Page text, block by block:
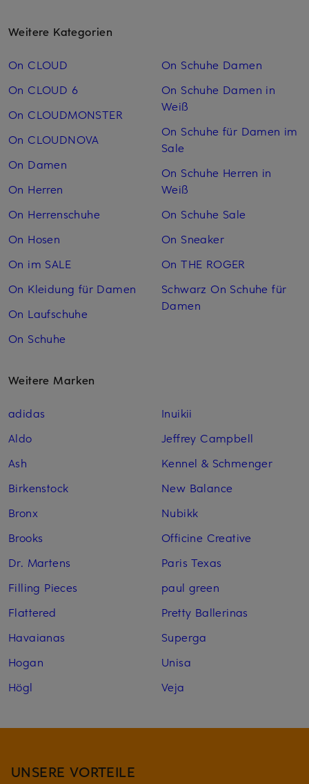
Weitere Kategorien
On CLOUD
On CLOUD 6
On CLOUDMONSTER
On CLOUDNOVA
On Damen
On Herren
On Herrenschuhe
On Hosen
On im SALE
On Kleidung für Damen
On Laufschuhe
On Schuhe
On Schuhe Damen
On Schuhe Damen in
Weiß
On Schuhe für Damen im
Sale
On Schuhe Herren in
Weiß
On Schuhe Sale
On Sneaker
On THE ROGER
Schwarz On Schuhe für
Damen
Weitere Marken
adidas
Aldo
Ash
Birkenstock
Bronx
Brooks
Dr. Martens
Filling Pieces
Flattered
Havaianas
Hogan
Högl
Inuikii
Jeffrey Campbell
Kennel & Schmenger
New Balance
Nubikk
Officine Creative
Paris Texas
paul green
Pretty Ballerinas
Superga
Unisa
Veja
UNSERE VORTEILE